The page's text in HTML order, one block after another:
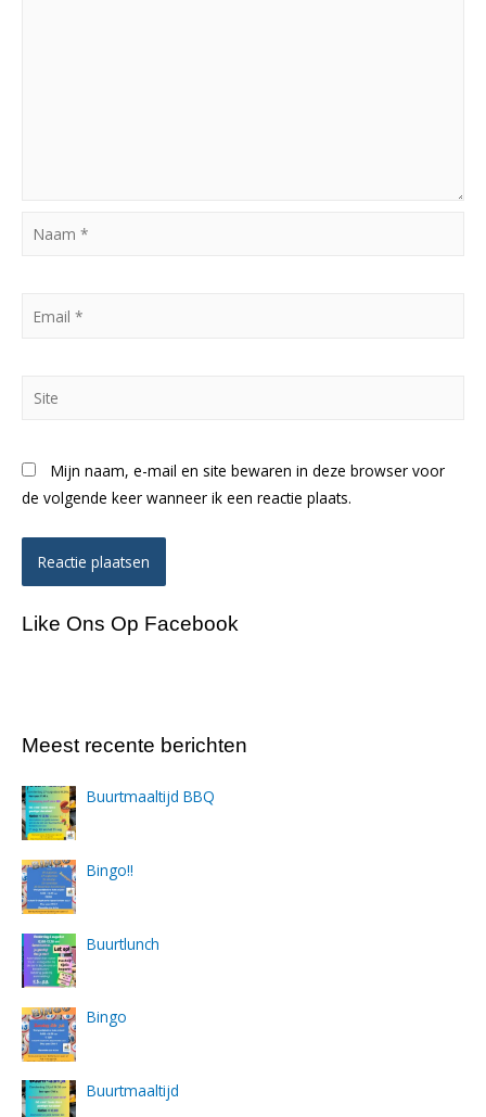
Naam
Mijn naam, e-mail en site bewaren in deze browser voor
de volgende keer wanneer ik een reactie plaats.
Like Ons Op Facebook
Meest recente berichten
Buurtmaaltijd BBQ
Bingo!!
Buurtlunch
Bingo
Buurtmaaltijd